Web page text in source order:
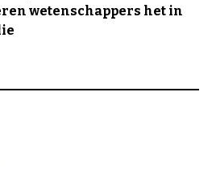
wetenschappers het in